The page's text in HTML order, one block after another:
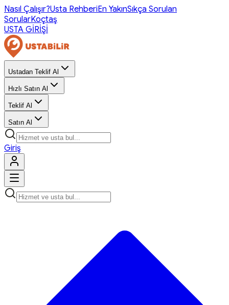
Nasıl Çalışır?Usta RehberiEn YakınSıkça Sorulan
SorularKoçtaş
USTA GİRİŞİ
Ustadan Teklif Al
Hızlı Satın Al
Teklif Al
Satın Al
Giriş